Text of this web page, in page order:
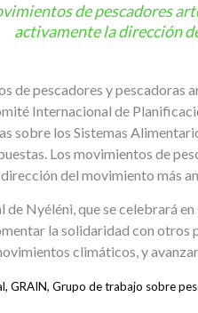
de pescadores
activamente la dirección
de pescadores y pescadoras
Internacional de
sobre los Sistemas
Los movimientos de
del movimiento más
de Nyéléni, que se celebrará
la solidaridad con
climáticos, y
GRAIN, Grupo de trabajo sobre